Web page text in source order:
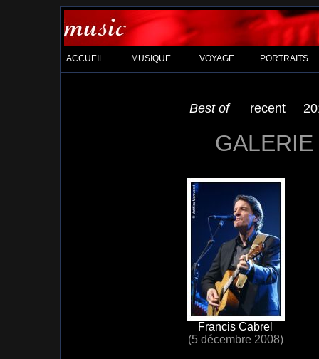
ACCUEIL MUSIQUE VOYAGE PORTRAITS
Best of recent
Francis Cabrel
(5 décembre 2008)